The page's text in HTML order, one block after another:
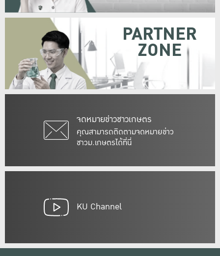
จดหมายข่าวชาวเกษตร
คุณสามารถติดตามจดหมายข่าว
ชาวม.เกษตรได้ที่นี่
PARTNER
ZONE
KU Channel